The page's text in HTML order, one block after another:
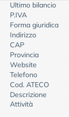
Ultimo bilancio
P.IVA
Forma giuridica
Indirizzo
CAP
Provincia
Website
Telefono
Cod. ATECO
Descrizione
Attività